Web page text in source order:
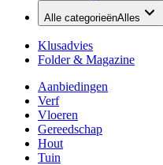
Alle categorieënAlles
Klusadvies
Folder & Magazine
Aanbiedingen
Verf
Vloeren
Gereedschap
Hout
Tuin